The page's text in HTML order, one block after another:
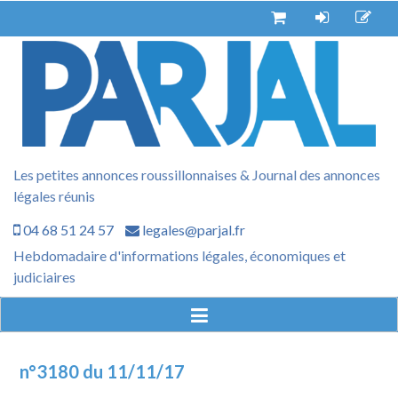
Les petites annonces roussillonnaises & Journal des annonces
légales réunis
04 68 51 24 57
legales@parjal.fr
Hebdomadaire d'informations légales, économiques et
judiciaires
n°3180 du 11/11/17